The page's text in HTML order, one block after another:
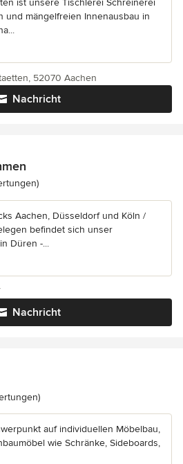
ist unsere Tischlerei Schreinerei
und mängelfreien Innenausbau in
Nachricht
52070 Aachen
4.9 von 5 Sternen
Aachen, Düsseldorf und Köln /
befindet sich unser
Düren -...
Nachricht
5 von 5 Sternen
auf individuellen Möbelbau,
wie Schränke, Sideboards,